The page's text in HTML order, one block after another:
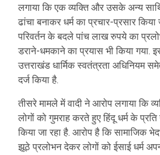
लगाया कि एक व्यक्ति और उसके अन्य
ढांचा बनाकर धर्म का प्रचार-प्रसार किया
परिवर्तन के बदले पांच लाख रुपये का
डराने-धमकाने का प्रयास भी किया गया.
उत्तराखंड धार्मिक स्वतंत्रता अधिनियम
दर्ज किया है.
तीसरे मामले में वादी ने आरोप लगाया कि
लोगों को गुमराह करते हुए हिंदू धर्म के
किया जा रहा है. आरोप है कि सामाजिक
झूठे प्रलोभन देकर लोगों को ईसाई धर्म